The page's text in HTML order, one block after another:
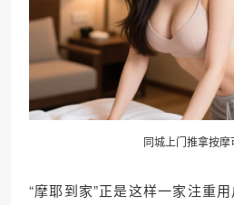
同城上门推拿按摩
“摩耶到家”正是这样一家注重